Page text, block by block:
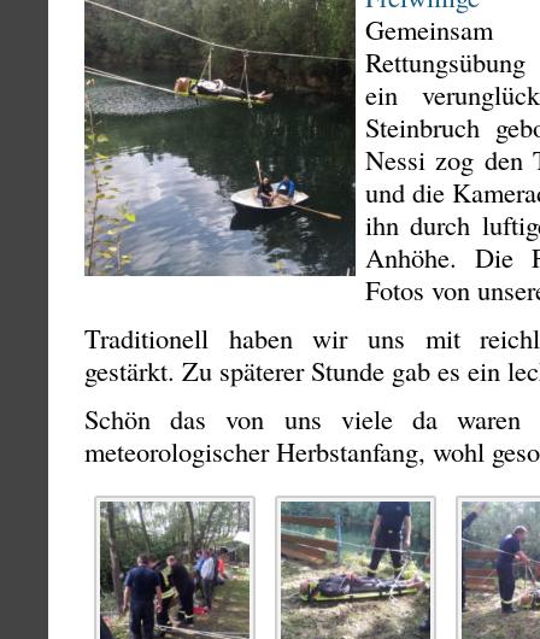
ein
Steinbruch
Nessi zog den
und die
ihn durch
Anhöhe. Die
Fotos von
Traditionell haben wir uns mit
gestärkt. Zu späterer Stunde gab es ein
Schön das von uns viele da waren
meteorologischer Herbstanfang, wohl